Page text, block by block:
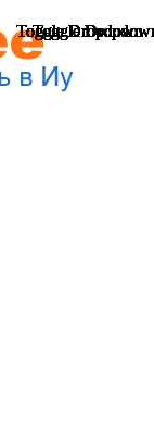
Toggle
Toggle Dropdown
Toggle
Toggle
Toggle Dropdown
Toggle
Toggle Dropdown
Toggle Dropdown
Toggle Dropdown
Toggle Dropdown
Toggle Dropdown
Toggle Dropdown
Toggle Dropdown
Toggle Dropdown
Toggle Dropdown
Toggle Dropdown
Toggle Dropdown
Toggle Dropdown
Toggle
Toggle